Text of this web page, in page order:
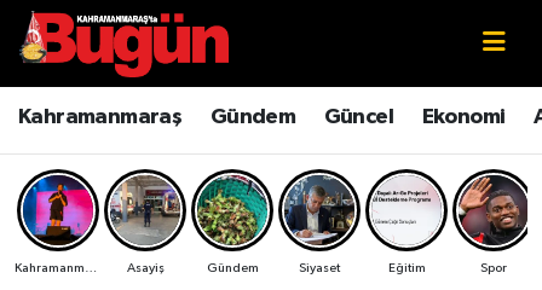
Kahramanmaraş Gündem Güncel Ekonomi
Asayiş Gündem Siyaset Eğitim Spor
Kahramanmaraş
Kahramanmaraş Sokak Röportajları
Bilim ve Teknoloji
Çevre
Kahramanmaraş Nöbetçi Eczaneler
Kahramanmaraş Hava Durumu
Kahramanmaraş Namaz Vakitleri
Kahramanmaraş Trafik Yoğunluk Haritası